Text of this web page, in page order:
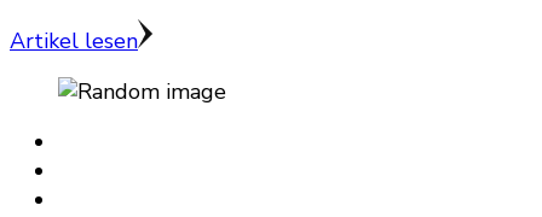
Artikel lesen